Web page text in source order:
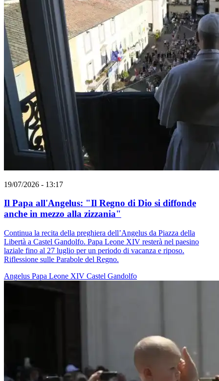
19/07/2026 - 13:17
Il Papa all'Angelus: "Il Regno di Dio si diffonde
anche in mezzo alla zizzania"
Continua la recita della preghiera dell’Angelus da Piazza della
Libertà a Castel Gandolfo. Papa Leone XIV resterà nel paesino
laziale fino al 27 luglio per un periodo di vacanza e riposo.
Riflessione sulle Parabole del Regno.
Angelus Papa Leone XIV Castel Gandolfo